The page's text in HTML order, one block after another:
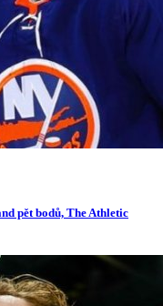
pět bodů, The Athletic